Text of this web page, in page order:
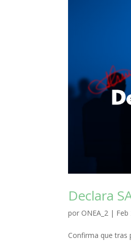
Declara
por ONEA_2 | Feb
Confirma que tras